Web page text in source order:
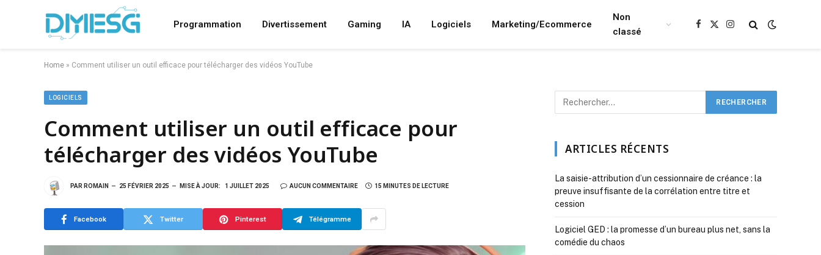
Programmation Divertissement Gaming IA Logiciels Marketing/Ecommerce
Non
classé
Facebook
X
Instagram
Home » Comment utiliser un outil efficace pour télécharger des vidéos YouTube
LOGICIELS
Comment utiliser un outil efficace pour
télécharger des vidéos YouTube
PAR ROMAIN 25 FÉVRIER 2025 MISE À JOUR: 1 JUILLET 2025 AUCUN COMMENTAIRE 15 MINUTES DE LECTURE
Facebook Twitter Pinterest Télégramme
ARTICLES RÉCENTS
La saisie-attribution d’un cessionnaire de créance : la
preuve insuffisante de la corrélation entre titre et
cession
Logiciel GED : la promesse d’un bureau plus net, sans la
comédie du chaos